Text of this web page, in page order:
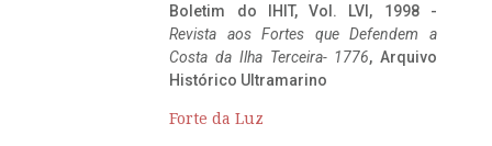
Boletim do IHIT, Vol. LVI, 1998 -
Revista aos Fortes que Defendem a
Costa da Ilha Terceira- 1776, Arquivo
Histórico Ultramarino
Forte da Luz